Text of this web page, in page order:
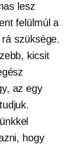
lesz
felülmúl a
szüksége.
kicsit
az egy
hogy